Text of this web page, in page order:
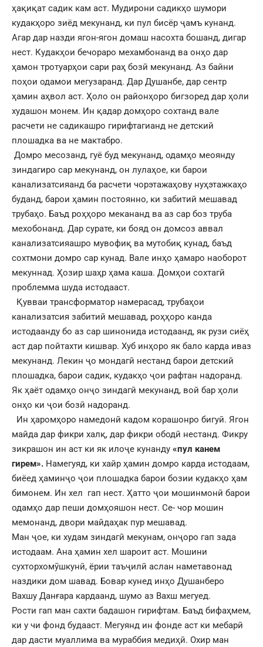
ҳақиқат садик кам аст. Мудирони садикҳо шумори
кудакҳоро зиёд мекунанд, ки пул бисёр ҷамъ кунанд.
Агар дар назди ягон-ягон домаш насохта бошанд, дигар
нест. Кудакҳои бечораро мехамбонанд ва онҳо дар
ҳамон тротуарҳои сари раҳ бозӣ мекунанд. Аз байни
поҳои одамои мегузаранд. Дар Душанбе, дар сентр
ҳамин аҳвол аст. Ҳоло он районҳоро бигзоред дар ҳоли
худашон монем. Ин қадар домҳоро сохтанд вале
расчети не садикашро гирифтагианд не детский
плошадка ва не мактабро.
Домро месозанд, гуё буд мекунанд, одамҳо меоянду
зиндагиро сар мекунанд, он лулаҳое, ки барои
канализатсияанд ба расчети чорэтажаҳову нуҳэтажкаҳо
буданд, барои ҳамин постоянно, ки забитий мешавад
трубаҳо. Баъд роҳҳоро мекананд ва аз сар боз труба
мехобонанд. Дар сурате, ки бояд он домсоз аввал
канализатсияашро мувофиқ ва мутобиқ кунад, баъд
сохтмони домро сар кунад. Вале инҳо ҳамаро наоборот
мекуннад. Ҳозир шаҳр ҳама каша. Домҳои сохтагӣ
проблемма шуда истодааст.
Қувваи трансформатор намерасад, трубаҳои
канализатсия забитий мешавад, роҳҳоро канда
истодаанду бо аз сар шинонида истодаанд, як рузи сиёҳ
аст дар пойтахти кишвар. Хуб инҳоро як бало карда иваз
мекунанд. Лекин ҷо мондагӣ нестанд барои детский
плошадка, барои садик, кудакҳо ҷои рафтан надоранд.
Як ҳаёт одамҳо онҷо зиндагӣ мекунанд, вой бар ҳоли
онҳо ки ҷои бозӣ надоранд.
Ин ҳаромҳоро намедонӣ кадом корашонро бигуӣ. Ягон
майда дар фикри халқ, дар фикри ободӣ нестанд. Фикру
зикрашон ин аст ки як илоҷе кунанду «пул канем
гирем». Намегуяд, ки хайр ҳамин домро карда истодаам,
биёед ҳаминҷо ҷои плошадка барои бозии кудакҳо ҳам
бимонем. Ин хел гап нест. Ҳатто ҷои мошинмонӣ барои
одамҳо дар пеши домҳояшон нест. Се- чор мошин
мемонанд, двори майдаҳак пур мешавад.
Ман ҷое, ки худам зиндагӣ мекунам, онҷоро гап зада
истодаам. Ана ҳамин хел шароит аст. Мошини
сухторхомӯшкунӣ, ёрии таъҷилӣ аслан наметавонад
наздики дом шавад. Бовар кунед инҳо Душанберо
Вахшу Данғара кардаанд, шумо аз Вахш мегуед.
Рости гап ман сахти бадашон гирифтам. Баъд бифаҳмем,
ки у чи фонд будааст. Мегуянд ин фонде аст ки мебарӣ
дар дасти муаллима ва мураббия медиҳӣ. Охир ман